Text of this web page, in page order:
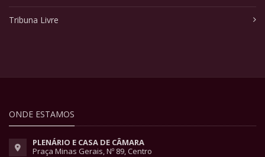
Tribuna Livre
ONDE ESTAMOS
PLENÁRIO E CASA DE CÂMARA
Praça Minas Gerais, Nº 89, Centro